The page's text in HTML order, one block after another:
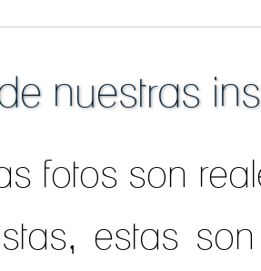
nuestras
fotos son
estas